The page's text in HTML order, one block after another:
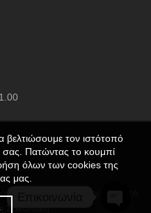
με ❤️ & Πολλούς ☕ από
Σακαλάκη
βελτιώσουμε τον ιστότοπό
σας. Πατώντας το κουμπί
όλων των cookies της
μας.